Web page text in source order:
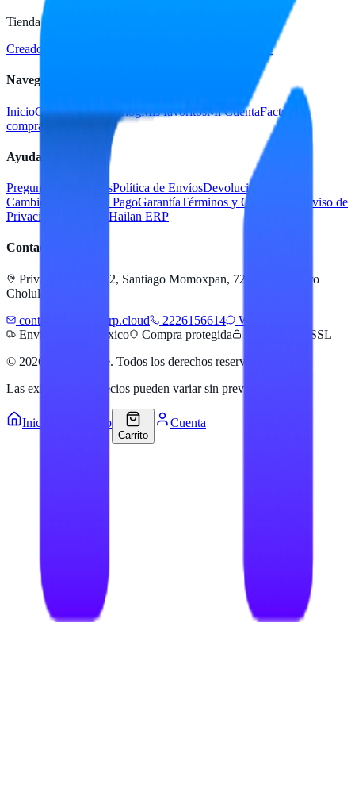
Tienda en línea de Hailan
Creado para
con tecnología Hailan ERP
Navegación
InicioCatálogoMarcasBlogMis favoritosMi CuentaFacturar
compra
Ayuda
Preguntas FrecuentesPolítica de EnvíosDevoluciones y
Cambios
Métodos de PagoGarantíaTérminos y Condiciones
Aviso de
Privacidad
Servicios Hailan ERP
Contacto
Priv. Alejandra 512, Santiago Momoxpan, 72775 San Pedro
Cholula, Pue.
contacto@hailanerp.cloud
2226156614
WhatsApp
Envíos a todo México
Compra protegida
Pago seguro SSL
© 2026 Hailan Store. Todos los derechos reservados.
Las existencias y precios pueden variar sin previo aviso.
Inicio Catálogo
Carrito
Cuenta